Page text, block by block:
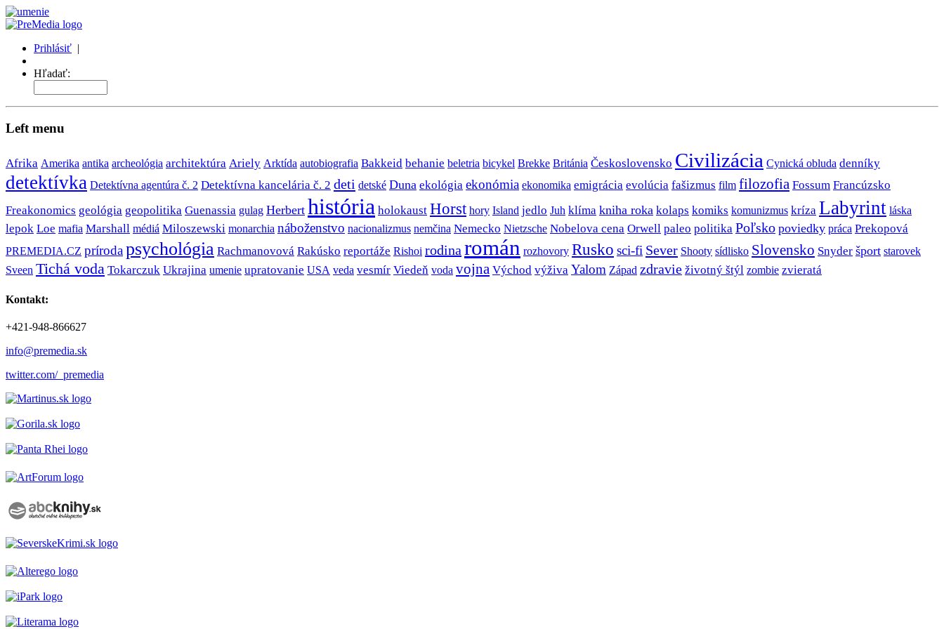
Prihlásiť |
Hľadať:
Left menu
Afrika Amerika antika archeológia architektúra Ariely Arktída autobiografia Bakkeid behanie beletria bicykel Brekke Británia Československo Civilizácia Cynická obluda denníky
detektívka Detektívna agentúra č. 2 Detektívna kancelária č. 2 deti detské Duna ekológia ekonómia ekonomika emigrácia evolúcia fašizmus film filozofia Fossum Francúzsko
Freakonomics geológia geopolitika Guenassia gulag Herbert história holokaust Horst hory Island jedlo Juh klíma kniha roka kolaps komiks komunizmus kríza Labyrint láska
lepok Loe mafia Marshall médiá Miloszewski monarchia náboženstvo nacionalizmus nemčina Nemecko Nietzsche Nobelova cena Orwell paleo politika Poľsko poviedky práca Prekopová
PREMEDIA.CZ prírodapsychológia Rachmanovová Rakúsko reportáže Rishoi rodinaromán rozhovory Rusko sci-fi Sever Shooty sídlisko Slovensko Snyder šport starovek
Sveen Tichá voda Tokarczuk Ukrajina umenie upratovanie USA veda vesmír Viedeň voda vojna Východ výživa Yalom Západ zdravie životný štýl zombie zvieratá
Kontakt:
+421-948-866627
info@premedia.sk
twitter.com/_premedia